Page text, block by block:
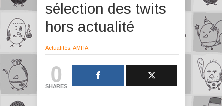
sélection des twits
hors actualité
Actualités AMHA
0
SHARES